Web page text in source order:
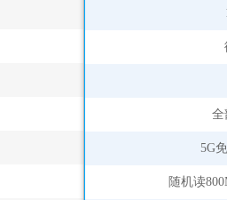
全
5G
随机读